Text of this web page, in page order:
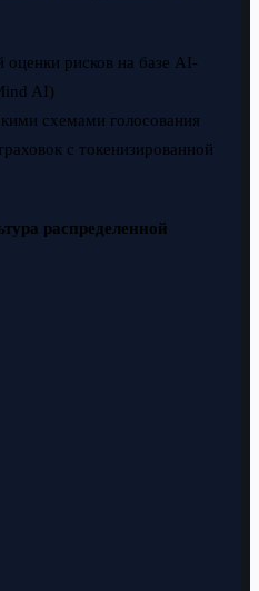
рисков на базе AI-
AI)
схемами голосования
с токенизированной
распределенной